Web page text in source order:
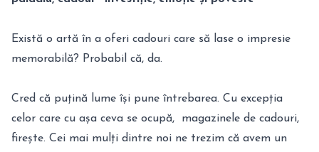
Există o artă în a oferi cadouri care să lase o impresie
memorabilă? Probabil că, da.
Cred că puțină lume își pune întrebarea. Cu excepția
celor care cu așa ceva se ocupă, magazinele de cadouri,
firește. Cei mai mulți dintre noi ne trezim că avem un